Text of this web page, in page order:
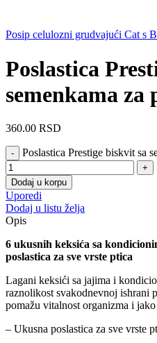
Posip celulozni grudvajući Cat s
Poslastica
semenkama za
360.00 RSD
Poslastica Prestige biskvit sa
Dodaj u korpu
Uporedi
Dodaj u listu želja
Opis
6 ukusnih keksića sa
poslastica za sve vrste ptica
Lagani keksići sa jajima i
raznolikost svakodnevnoj ishrani
pomažu vitalnost organizma i
– Ukusna poslastica za sve vrste